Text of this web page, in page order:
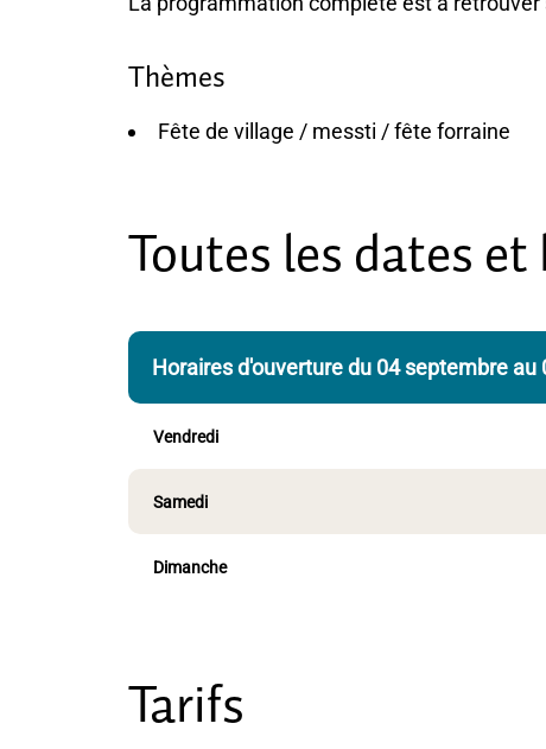
Thèmes
Fête de village / messti / fête forraine
Toutes les dates
Horaires d'ouverture du 04 septembre au
Vendredi
Samedi
Dimanche
Tarifs